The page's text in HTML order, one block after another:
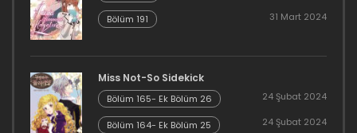
Bölüm 422
Bölüm 421
30 Haziran 2026
Bölüm 191 31 Mart 2024
Miss Not-So Sidekick
Bölüm 165- Ek Bölüm 26 24 Şubat 2024
Bölüm 164- Ek Bölüm 25 24 Şubat 2024